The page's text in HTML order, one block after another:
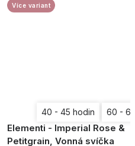
Elementi - Imperial Rose &
Petitgrain, Vonná svíčka
Více variant
40 - 45 hodin 60 -